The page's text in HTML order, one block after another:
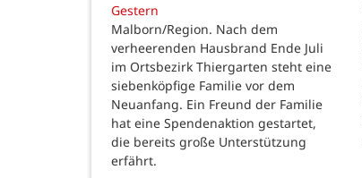
Gestern
Malborn/Region. Nach dem
verheerenden Hausbrand Ende Juli
im Ortsbezirk Thiergarten steht eine
siebenköpfige Familie vor dem
Neuanfang. Ein Freund der Familie
hat eine Spendenaktion gestartet,
die bereits große Unterstützung
erfährt.